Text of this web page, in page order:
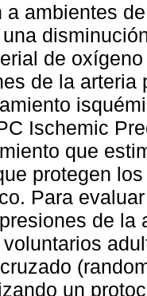
a ambientes
de
de la arteria
Ischemic
que
protegen
Para
de la
un